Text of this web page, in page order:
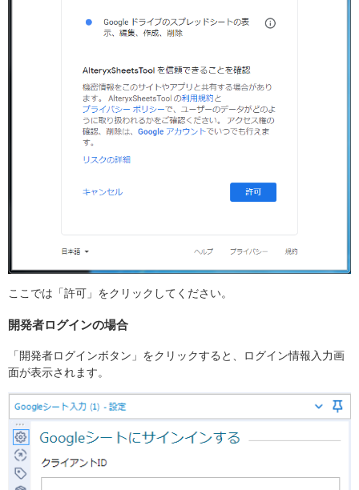
ここでは「許可」をクリックしてください。
開発者ログインの場合
「開発者ログインボタン」をクリックすると、ログイン情報入力画
面が表示されます。